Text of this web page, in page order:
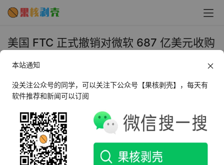
美国 FTC 正式撤销对微软 687 亿美元收购
2025年5月23日 上午10:45 • 圈内新闻
AI摘要
此内容由AI根据文章内容自动生成，并已由人工审核
5月23日，美国联邦贸易委员会（FTC）撤销对微软687亿
本站通知
没关注公众号的同学，可以关注下公众号【果核剥壳】，每天有
软件推荐和新闻可以订阅